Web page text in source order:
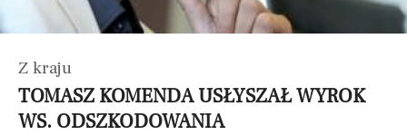
Z kraju
TOMASZ KOMENDA USŁYSZAŁ WYROK
WS. ODSZKODOWANIA